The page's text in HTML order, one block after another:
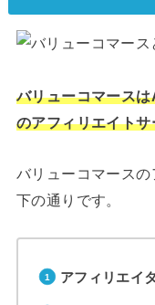
バリューコマース
のアフィリエイト
バリューコマース
下の通りです。
アフィリエイ